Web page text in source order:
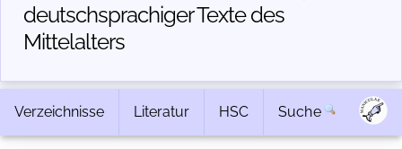
deutschsprachiger Texte des
Mittelalters
Verzeichnisse Literatur HSC Suche